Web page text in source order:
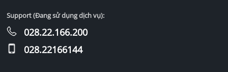
Support (Đang sử dụng dịch vụ):
028.22.166.200
028.22166144